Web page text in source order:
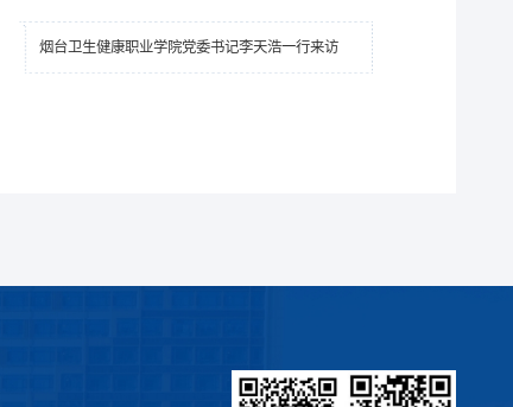
烟台卫生健康职业学院党委书记李天浩一行来访